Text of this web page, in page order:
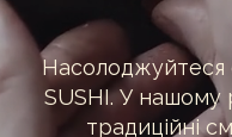
Насолоджуйтеся
SUSHI. У нашому
традиційні